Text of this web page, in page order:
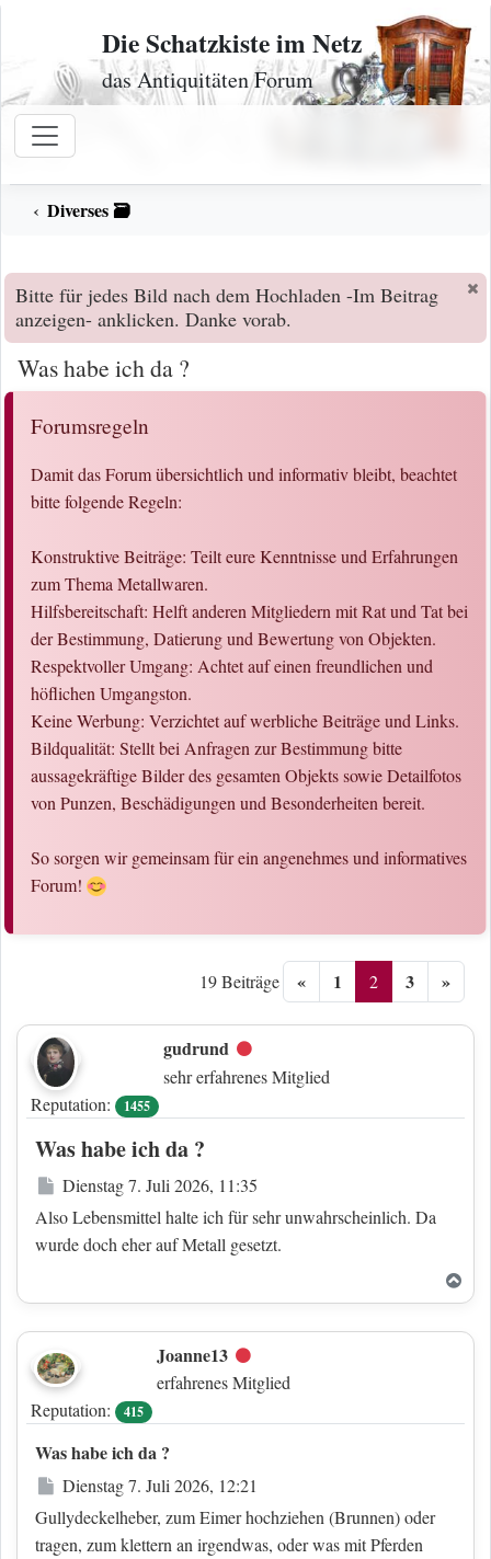
Zum Inhalt
Die Schatzkiste im Netz
das Antiquitäten Forum
Diverses 🗃️
Bitte für jedes Bild nach dem Hochladen -Im Beitrag
anzeigen- anklicken. Danke vorab.
Was habe ich da ?
Forumsregeln
Damit das Forum übersichtlich und informativ bleibt, beachtet
bitte folgende Regeln:
Konstruktive Beiträge: Teilt eure Kenntnisse und Erfahrungen
zum Thema Metallwaren.
Hilfsbereitschaft: Helft anderen Mitgliedern mit Rat und Tat bei
der Bestimmung, Datierung und Bewertung von Objekten.
Respektvoller Umgang: Achtet auf einen freundlichen und
höflichen Umgangston.
Keine Werbung: Verzichtet auf werbliche Beiträge und Links.
Bildqualität: Stellt bei Anfragen zur Bestimmung bitte
aussagekräftige Bilder des gesamten Objekts sowie Detailfotos
von Punzen, Beschädigungen und Besonderheiten bereit.
So sorgen wir gemeinsam für ein angenehmes und informatives
Forum!
19 Beiträge « 1 2 3 »
gudrund Offline
sehr erfahrenes Mitglied
Reputation:
1455
Was habe ich da ?
Beitrag
Dienstag 7. Juli 2026, 11:35
Also Lebensmittel halte ich für sehr unwahrscheinlich. Da
wurde doch eher auf Metall gesetzt.
Joanne13 Offline
erfahrenes Mitglied
Reputation:
415
Was habe ich da ?
Beitrag
Dienstag 7. Juli 2026, 12:21
Gullydeckelheber, zum Eimer hochziehen (Brunnen) oder
tragen, zum klettern an irgendwas, oder was mit Pferden